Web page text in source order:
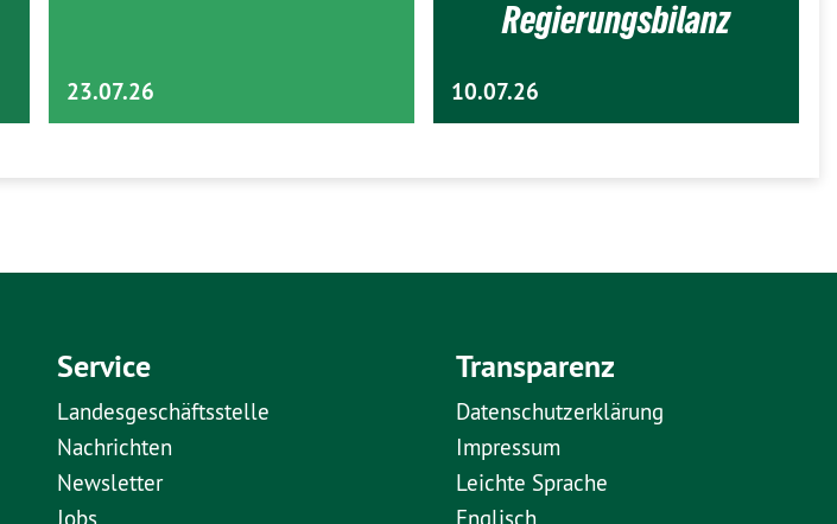
23.07.26
Regierungsbilanz
10.07.26
Service
Landesgeschäftsstelle
Nachrichten
Newsletter
Transparenz
Datenschutzerklärung
Impressum
Leichte Sprache